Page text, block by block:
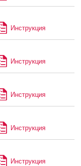
Инструкция
Инструкция
Инструкция
Инструкция
Инструкция